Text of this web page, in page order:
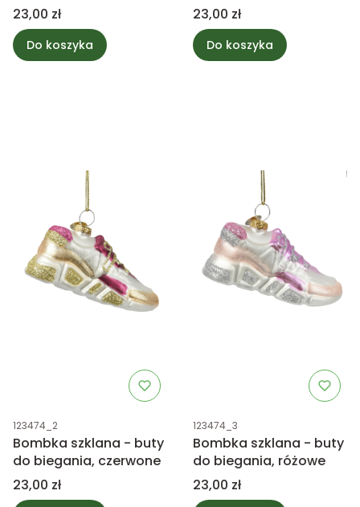
Cena
23,00 zł
Do koszyka
Cena
23,00 zł
Do koszyka
Kod produktu
123474_2
Bombka szklana - buty
do biegania, czerwone
Cena
23,00 zł
Kod produktu
123474_3
Bombka szklana - buty
do biegania, różowe
Cena
23,00 zł